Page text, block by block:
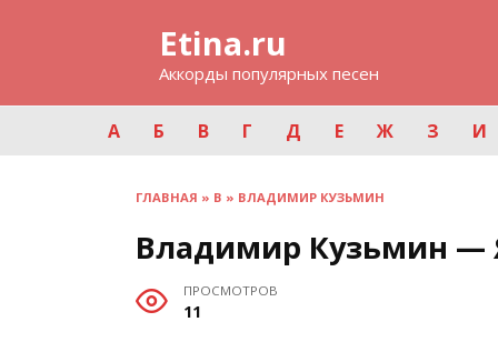
Etina.ru
Аккорды популярных песен
А Б В Г Д Е Ж З И
ГЛАВНАЯ » В » ВЛАДИМИР КУЗЬМИН
Владимир Кузьмин —
ПРОСМОТРОВ
11